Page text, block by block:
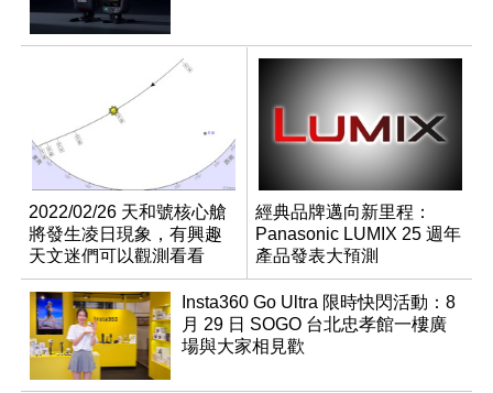
2022/02/26 天和號核心艙
將發生凌日現象，有興趣
天文迷們可以觀測看看
喔！
經典品牌邁向新里程：
Panasonic LUMIX 25 週年
產品發表大預測
Insta360 Go Ultra 限時快閃活動：8
月 29 日 SOGO 台北忠孝館一樓廣
場與大家相見歡